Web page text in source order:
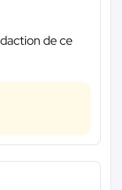
de ce